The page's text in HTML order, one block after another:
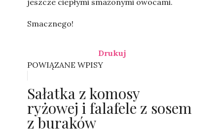
jeszcze ciepłymi smażonymi owocami.
Smacznego!
Drukuj
POWIĄZANE WPISY
Sałatka z komosy
ryżowej i falafele z sosem
z buraków